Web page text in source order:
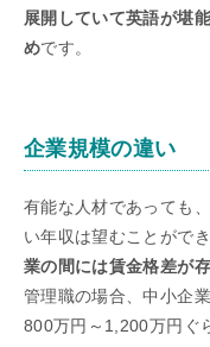
展開していて英語が堪
めです。
企業規模の違い
有能な人材であっても
い年収は望むことがで
業の間には賃金格差が
管理職の場合、中小企
800万円～1,200万円ぐ